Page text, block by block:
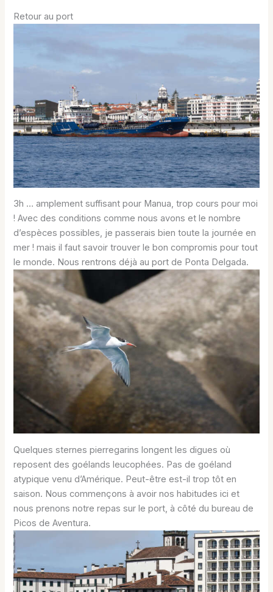
Retour au port
3h … amplement suffisant pour Manua, trop cours pour moi
! Avec des conditions comme nous avons et le nombre
d’espèces possibles, je passerais bien toute la journée en
mer ! mais il faut savoir trouver le bon compromis pour tout
le monde. Nous rentrons déjà au port de Ponta Delgada.
Quelques sternes pierregarins longent les digues où
reposent des goélands leucophées. Pas de goéland
atypique venu d’Amérique. Peut-être est-il trop tôt en
saison. Nous commençons à avoir nos habitudes ici et
nous prenons notre repas sur le port, à côté du bureau de
Picos de Aventura.